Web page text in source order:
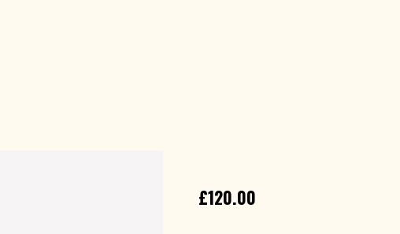
£120.00